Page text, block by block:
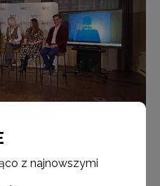
z najnowszymi